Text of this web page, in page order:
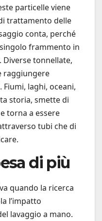
particelle viene
trattamento delle
conta, perché
frammento in
tonnellate,
raggiungere
laghi, oceani,
storia, smette di
torna a essere
tubi che di
di più
quando la ricerca
l’impatto
lavaggio a mano.